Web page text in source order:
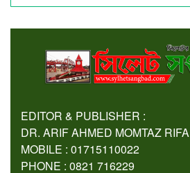
EDITOR & PUBLISHER :
DR. ARIF AHMED MOMTAZ RIFA
MOBILE : 01715110022
PHONE : 0821 716229